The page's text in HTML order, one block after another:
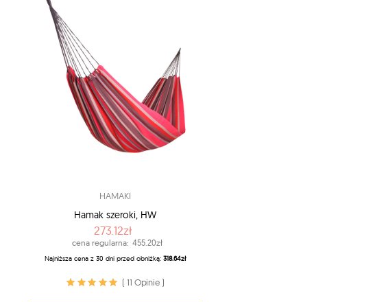
HAMAKI
Hamak szeroki, HW
273.12zł
cena regularna: 455.20zł
Najniższa cena z 30 dni przed obniżką: 318.64zł
( 11 Opinie )